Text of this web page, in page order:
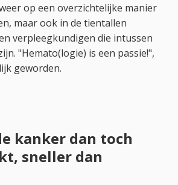
op een overzichtelijke manier
maar ook in de tientallen
verpleegkundigen die intussen
"Hemato(logie) is een passie!",
geworden.
kanker dan toch
sneller dan